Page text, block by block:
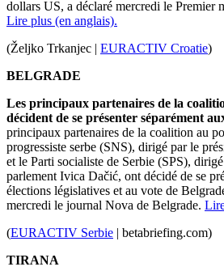
dollars US, a déclaré mercredi le Premier
Lire plus (en anglais).
(Željko Trkanjec | EURACTIV Croatie)
BELGRADE
Les principaux partenaires de la
décident de se présenter séparément
principaux partenaires de la coalition au
progressiste serbe (SNS), dirigé par le
et le Parti socialiste de Serbie (SPS),
parlement Ivica Dačić, ont décidé de se
élections législatives et au vote de
mercredi le journal Nova de Belgrade.
(EURACTIV Serbie | betabriefing.com)
TIRANA